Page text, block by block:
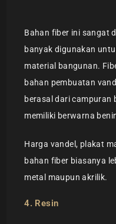
Bahan fiber ini sangat
banyak digunakan
material bangunan.
bahan pembuatan
berasal dari campuran
memiliki berwarna
Harga vandel, plakat
bahan fiber biasanya
metal maupun akrilik.
4. Resin